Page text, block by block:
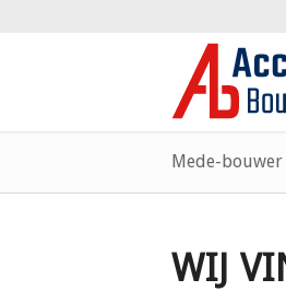
Mede-bouwer
WIJ